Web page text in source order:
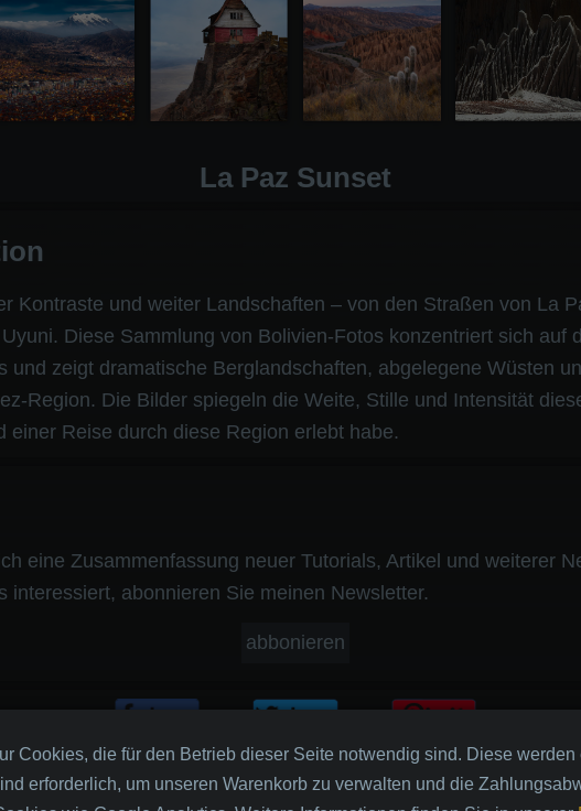
La Paz Sunset
Kontraste und weiter Landschaften – von den Straßen von La
Diese Sammlung von Bolivien-Fotos konzentriert sich auf
und zeigt dramatische Berglandschaften, abgelegene Wüsten
Region. Die Bilder spiegeln die Weite, Stille und Intensität
einer Reise durch diese Region erlebt habe.
eine Zusammenfassung neuer Tutorials, Artikel und weiterer
interessiert, abonnieren Sie meinen Newsletter.
abbonieren
Cookies, die für den Betrieb dieser Seite notwendig sind. Diese
erforderlich, um unseren Warenkorb zu verwalten und die